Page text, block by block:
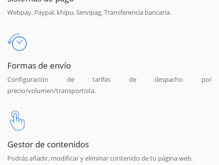
Webpay, Paypal, khipu, Servipag, Transferencia bancaria.
Formas de envío
Configuración de tarifas de despacho por
precio/volumen/transportista.
Gestor de contenidos
Podrás añadir, modificar y eliminar contenido de tu página web.